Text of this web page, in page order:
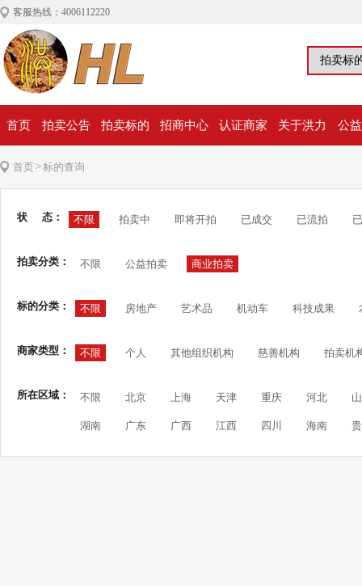
客服热线：4006112220
首页 拍卖公告 拍卖标的 招商中心 认证商家 关于洪力 公
首页>标的查询
状 态： 不限 拍卖中 即将开拍 已成交 已流拍
拍卖分类： 不限 公益拍卖 商业拍卖
标的分类： 不限 房地产 艺术品 机动车 科技成果
商家类型： 不限 个人 其他组织机构 慈善机构 拍卖机
所在区域： 不限 北京 上海 天津 重庆 河北
湖南 广东 广西 江西 四川 海南